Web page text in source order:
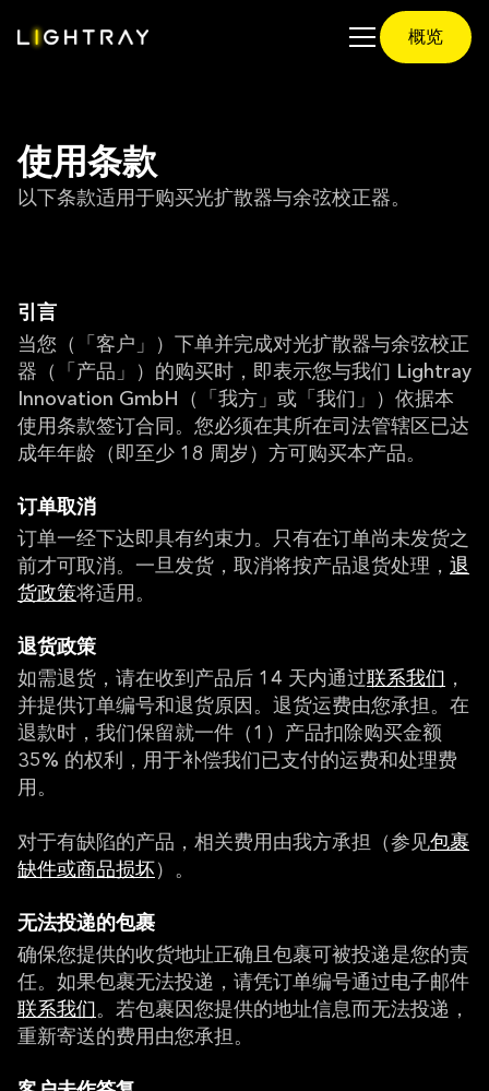
概览
使用条款
以下条款适用于购买光扩散器与余弦校正器。
引言
当您（「客户」）下单并完成对光扩散器与余弦校正
器（「产品」）的购买时，即表示您与我们 Lightray
Innovation GmbH（「我方」或「我们」）依据本
使用条款签订合同。您必须在其所在司法管辖区已达
成年年龄（即至少 18 周岁）方可购买本产品。
订单取消
订单一经下达即具有约束力。只有在订单尚未发货之
前才可取消。一旦发货，取消将按产品退货处理， 退
货政策将适用。
退货政策
如需退货，请在收到产品后 14 天内通过联系我们
，
并提供订单编号和退货原因。退货运费由您承担。在
退款时，我们保留就一件（1）产品扣除购买金额
35% 的权利，用于补偿我们已支付的运费和处理费
用。
对于有缺陷的产品，相关费用由我方承担（参见包裹
缺件或商品损坏 ）。
无法投递的包裹
确保您提供的收货地址正确且包裹可被投递是您的责
任。如果包裹无法投递，请凭订单编号通过电子邮件
联系我们 。若包裹因您提供的地址信息而无法投递，
重新寄送的费用由您承担。